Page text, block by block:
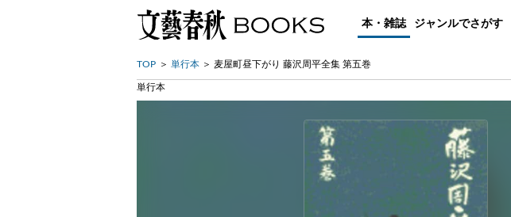
本・雑誌 ジャンルでさがす
TOP 単行本 麦屋町昼下がり 藤沢周平全集 第五巻
単行本